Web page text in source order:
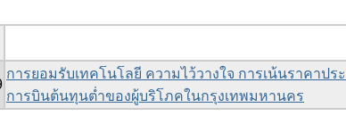
การยอมรับเทคโนโลยี ความไว้วางใจ การเน้นราคา
การบินต้นทุนต่ำของผู้บริโภคในกรุงเทพมหานคร